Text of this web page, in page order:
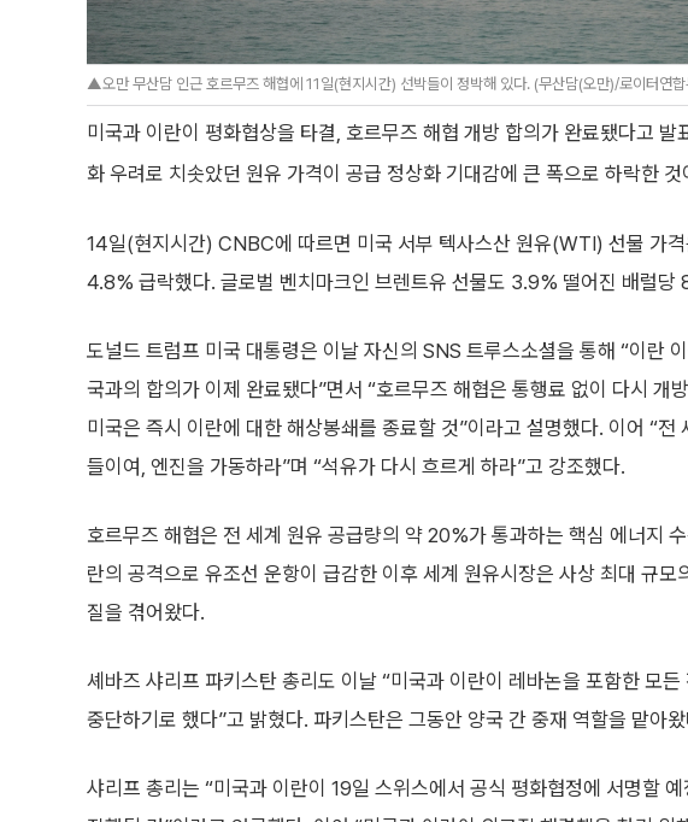
▲오만 무산담 인근 호르무즈 해협에 11일(현지시간) 선박들이 정박해 있다. (무산담(오만)/로이터연합
미국과 이란이 평화협상을 타결, 호르무즈 해협 개방 합의가 완료됐다고 발
화 우려로 치솟았던 원유 가격이 공급 정상화 기대감에 큰 폭으로 하락한 것
14일(현지시간) CNBC에 따르면 미국 서부 텍사스산 원유(WTI) 선물 가
4.8% 급락했다. 글로벌 벤치마크인 브렌트유 선물도 3.9% 떨어진 배럴당
도널드 트럼프 미국 대통령은 이날 자신의 SNS 트루스소셜을 통해 “이란
국과의 합의가 이제 완료됐다”면서 “호르무즈 해협은 통행료 없이 다시 개
미국은 즉시 이란에 대한 해상봉쇄를 종료할 것”이라고 설명했다. 이어 “전
들이여, 엔진을 가동하라”며 “석유가 다시 흐르게 하라”고 강조했다.
호르무즈 해협은 전 세계 원유 공급량의 약 20%가 통과하는 핵심 에너지 수
란의 공격으로 유조선 운항이 급감한 이후 세계 원유시장은 사상 최대 규모
질을 겪어왔다.
셰바즈 샤리프 파키스탄 총리도 이날 “미국과 이란이 레바논을 포함한 모
중단하기로 했다”고 밝혔다. 파키스탄은 그동안 양국 간 중재 역할을 맡아
샤리프 총리는 “미국과 이란이 19일 스위스에서 공식 평화협정에 서명할